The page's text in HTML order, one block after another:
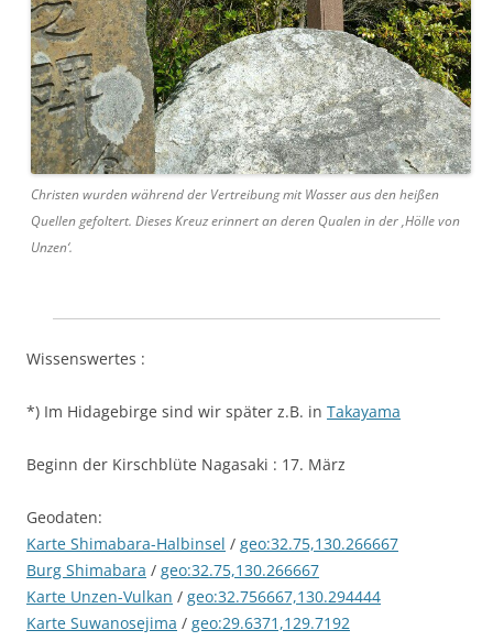
Christen wurden während der Vertreibung mit Wasser aus den heißen
Quellen gefoltert. Dieses Kreuz erinnert an deren Qualen in der ‚Hölle von
Unzen‘.
Wissenswertes :
*) Im Hidagebirge sind wir später z.B. in Takayama
Beginn der Kirschblüte Nagasaki : 17. März
Geodaten:
Karte Shimabara-Halbinsel / geo:32.75,130.266667
Burg Shimabara / geo:32.75,130.266667
Karte Unzen-Vulkan / geo:32.756667,130.294444
Karte Suwanosejima / geo:29.6371,129.7192